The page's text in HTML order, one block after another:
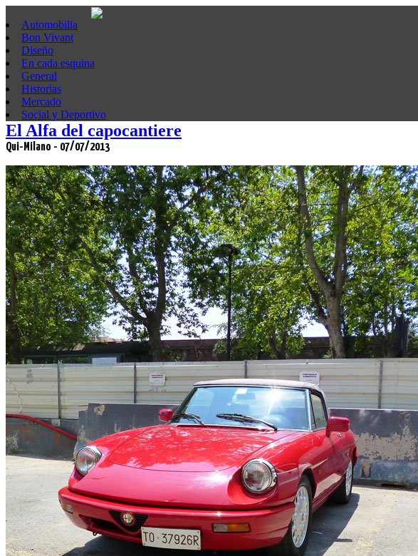
Automobilia
Bon Vivant
Diseño
En cada esquina
General
Historias
Mercado
Social y Deportivo
El Alfa del capocantiere
Qui-Milano - 07/07/2013